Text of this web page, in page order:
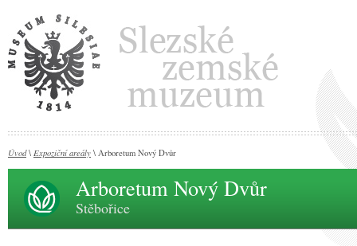
Úvod\ Expoziční areály \ Arboretum Nový Dvůr
Arboretum Nový Dvůr
Stěbořice